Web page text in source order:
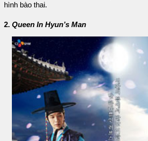
hình bào thai.
2. Queen In Hyun’s Man